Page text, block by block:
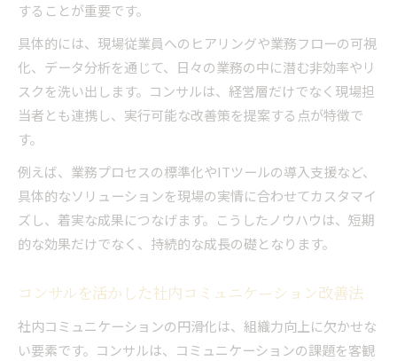
することが重要です。
具体的には、現場従業員へのヒアリングや業務フローの可視
化、データ分析を通じて、日々の業務の中に潜む非効率やリ
スクを洗い出します。コンサルは、経営層だけでなく現場担
当者とも連携し、実行可能な改善策を提案する点が特徴で
す。
例えば、業務プロセスの標準化やITツールの導入支援など、
具体的なソリューションを現場の実情に合わせてカスタマイ
ズし、着実な成果につなげます。こうしたノウハウは、短期
的な効果だけでなく、持続的な成長の礎となります。
コンサルを活かした社内コミュニケーション改善法
社内コミュニケーションの円滑化は、組織力向上に欠かせな
い要素です。コンサルは、コミュニケーションの課題を客観